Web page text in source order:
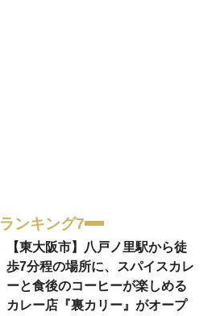
ランキング7
【東大阪市】八戸ノ里駅から徒
歩7分程の場所に、スパイスカレ
ーと食後のコーヒーが楽しめる
カレー店『裏カリー』がオープ